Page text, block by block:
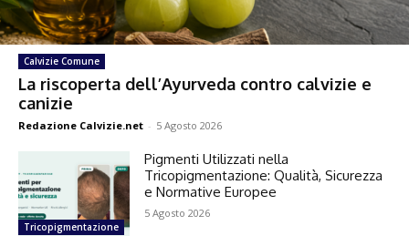
Calvizie Comune
La riscoperta dell’Ayurveda contro calvizie e
canizie
Redazione Calvizie.net - 5 Agosto 2026
Tricopigmentazione
Pigmenti Utilizzati nella
Tricopigmentazione: Qualità, Sicurezza
e Normative Europee
5 Agosto 2026